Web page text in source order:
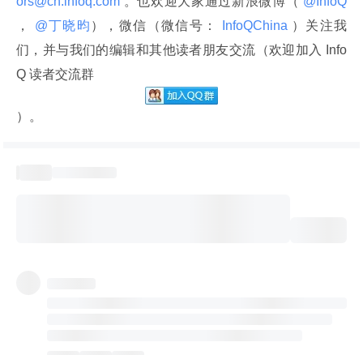
，
@丁晓昀 ），微信（微信号： InfoQChina ）关注我
们，并与我们的编辑和其他读者朋友交流（欢迎加入 Info
Q 读者交流群
）。